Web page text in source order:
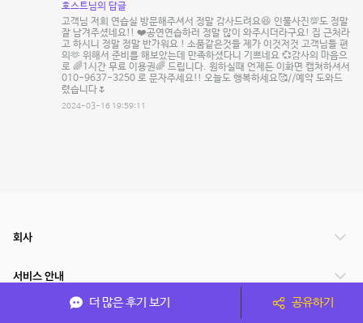
호스트님의 답글
고객님 저희 연습실 방문해주셔서 정말 감사드려요😆 인물사진💯도 정말
잘 남겨주셨네요!! ❤️공연연습하러 정말 많이 와주시더라구요! 집 근처라
고 하시니 정말 정말 반가워요 ! 소품같은것들 제가 이것저것 고객님들 편
의🫶 위해서 준비를 해보았는데 만족하셨다니 기쁘네요 💞감사의 마음으
로 🌈1시간 무료 이용권🌈 드립니다. 원하실때 언제든 이화면 캡쳐하셔서
010-9637-3250 로 문자주세요!! 오늘도 행복하세요🥰//예약 도와드
렸습니다🌷
2024-03-16 19:59:11
더 많은 후기 보기 공유하기
회사
서비스 안내